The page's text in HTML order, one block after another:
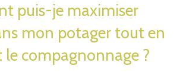
puis-je maximiser
mon potager tout en
compagnonnage ?